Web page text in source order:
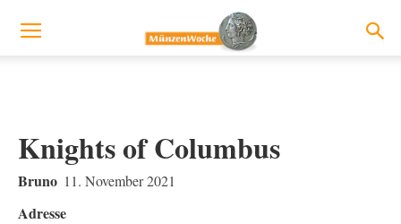
Knights of Columbus
Bruno 11. November 2021
Adresse